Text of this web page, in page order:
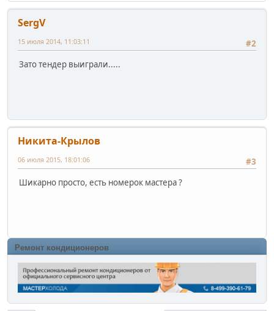
SergV
#2
15 июля 2014, 11:03:11
Зато тендер выиграли.....
Никита-Крылов
#3
06 июля 2015, 18:01:06
Шикарно просто, есть номерок мастера ?
Ремонт кондиционеров